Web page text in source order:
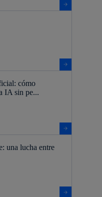
cómo
IA sin pe...
una lucha entre